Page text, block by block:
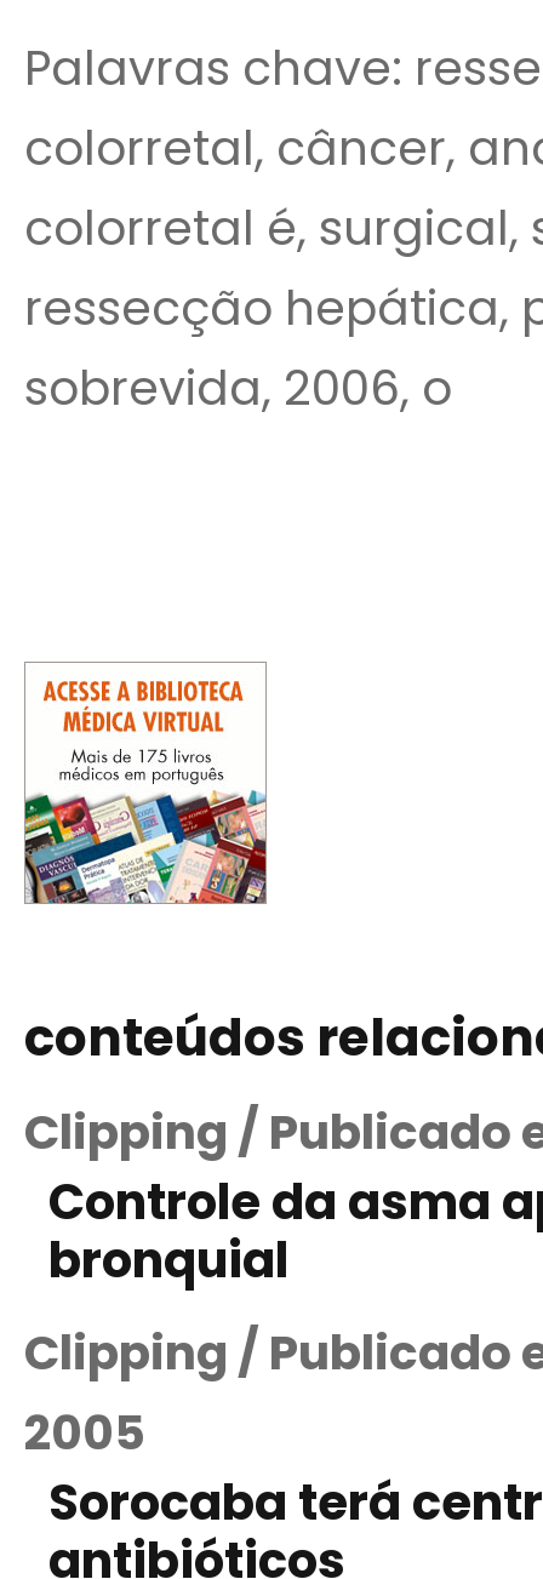
Palavras chave:
colorretal, câncer,
colorretal é,
ressecção hepática,
sobrevida, 2006, o
conteúdos
Clipping / Publicado
Controle da asma
bronquial
Clipping / Publicado
2005
Sorocaba terá
antibióticos